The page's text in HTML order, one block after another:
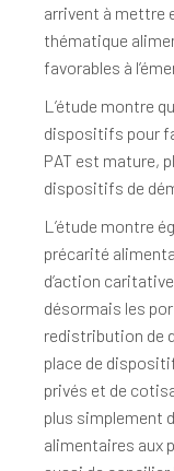
arrivent à mettre
thématique
favorables à
L’étude montre
dispositifs pour
PAT est mature,
dispositifs de
L’étude montre
précarité
d’action
désormais les
redistribution de
place de
privés et de
plus simplement
alimentaires aux